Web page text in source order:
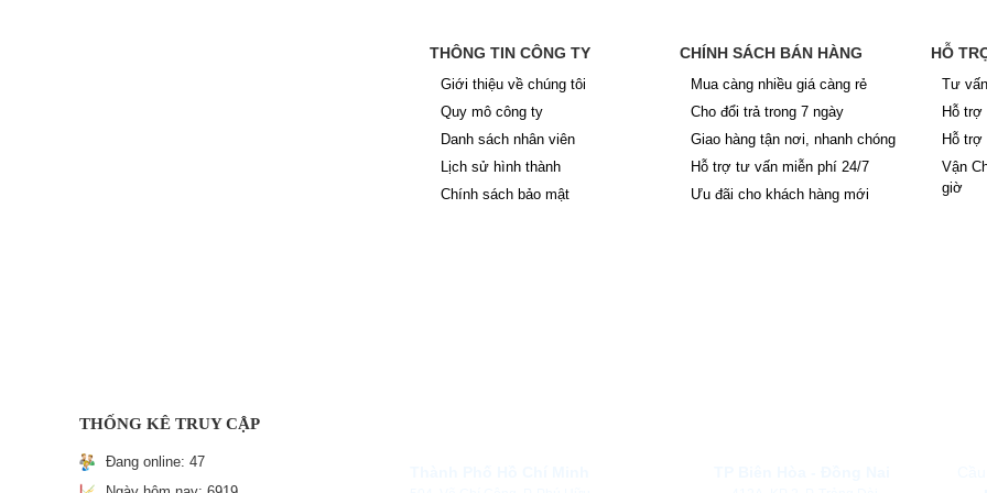
THÔNG TIN CÔNG TY
Giới thiệu về chúng tôi
Quy mô công ty
Danh sách nhân viên
Lịch sử hình thành
Chính sách bảo mật
CHÍNH SÁCH BÁN HÀNG
Mua càng nhiều giá càng rẻ
Cho đổi trả trong 7 ngày
Giao hàng tận nơi, nhanh chóng
Hỗ trợ tư vấn miễn phí 24/7
Ưu đãi cho khách hàng mới
HỖ
Tư
Hỗ trợ
Hỗ trợ
Vận
giờ
THỐNG KÊ TRUY CẬP
Đang online: 47